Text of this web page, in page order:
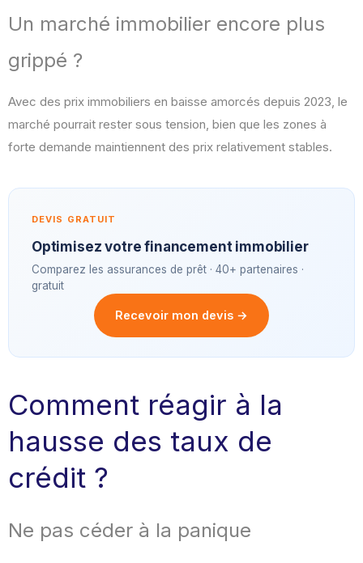
Un marché immobilier encore plus
grippé ?
Avec des prix immobiliers en baisse amorcés depuis 2023, le
marché pourrait rester sous tension, bien que les zones à
forte demande maintiennent des prix relativement stables.
DEVIS GRATUIT
Optimisez votre financement immobilier
Comparez les assurances de prêt · 40+ partenaires ·
gratuit
Recevoir mon devis →
Comment réagir à la
hausse des taux de
crédit ?
Ne pas céder à la panique